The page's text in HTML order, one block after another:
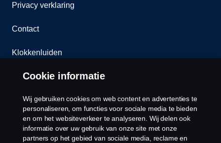
Privacy verklaring
Contact
Klokkenluiden
Cookiebeleid
Cookies
Cookie informatie
Wij gebruiken cookies om web content en advertenties te
personaliseren, om functies voor sociale media te bieden
en om het websiteverkeer te analyseren. Wij delen ook
informatie over uw gebruik van onze site met onze
partners op het gebied van sociale media, reclame en